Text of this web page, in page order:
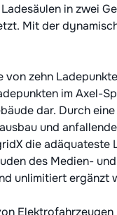
in zwei
Mit der
von zehn
im Axel-
dar. Durch
und
die adäquateste
des Medien-
unlimitiert ergänzt